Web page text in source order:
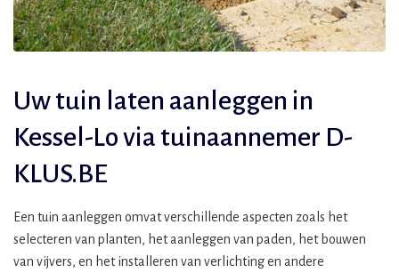
Uw tuin laten aanleggen in
Kessel-Lo via tuinaannemer D-
KLUS.BE
Een tuin aanleggen omvat verschillende aspecten zoals het
selecteren van planten, het aanleggen van paden, het bouwen
van vijvers, en het installeren van verlichting en andere